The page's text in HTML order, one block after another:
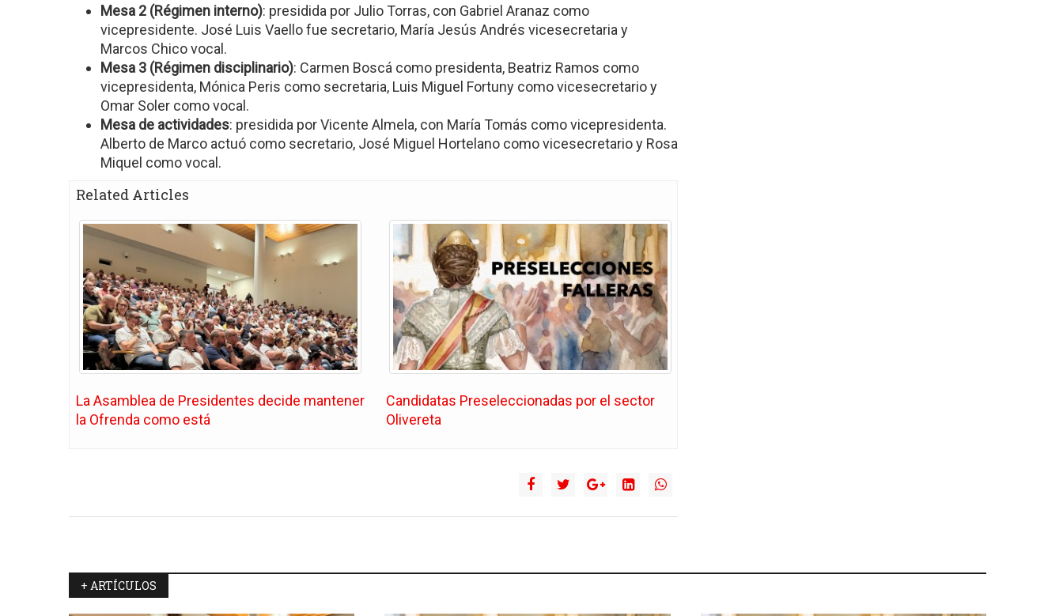
Mesa 2 (Régimen interno): presidida por Julio Torras, con Gabriel Aranaz como
vicepresidente. José Luis Vaello fue secretario, María Jesús Andrés vicesecretaria y
Marcos Chico vocal.
Mesa 3 (Régimen disciplinario): Carmen Boscá como presidenta, Beatriz Ramos como
vicepresidenta, Mónica Peris como secretaria, Luis Miguel Fortuny como vicesecretario y
Omar Soler como vocal.
Mesa de actividades: presidida por Vicente Almela, con María Tomás como vicepresidenta.
Alberto de Marco actuó como secretario, José Miguel Hortelano como vicesecretario y Rosa
Miquel como vocal.
Related Articles
La Asamblea de Presidentes decide mantener
la Ofrenda como está
Candidatas Preseleccionadas por el sector
Olivereta
+ ARTÍCULOS